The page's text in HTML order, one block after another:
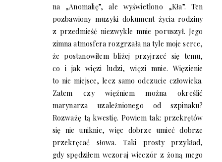
na „Anomalię”, ale wyświetlono „Kła”. Ten
pozbawiony muzyki dokument życia rodziny
z przedmieść niezwykle mnie poruszył. Jego
zimna atmosfera rozgrzała na tyle moje serce,
że postanowiłem bliżej przyjrzeć się temu,
co i jak więzi ludzi, więzi mnie. Więzienie
to nie miejsce, lecz samo odczucie człowieka.
Zatem czy więźniem można określić
marynarza uzależnionego od szpinaku?
Rozważę tą kwestię. Powiem tak: przekrętów
się nie uniknie, więc dobrze umieć dobrze
przekręcać słowa. Taki prosty przykład,
gdy spędziłem wczoraj wieczór z żoną mego